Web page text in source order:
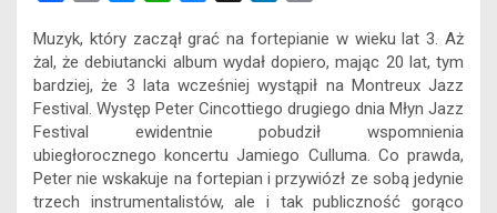
c
e
b
o
o
k
a
i
l
s
s
e
n
g
e
r
a
t
s
A
p
p
u
e
s
k
y
r
e
a
d
s
n
k
e
d
I
n
p
y
L
i
n
k
Muzyk, który zaczął grać na fortepianie w wieku lat 3. Aż
żal, że debiutancki album wydał dopiero, mając 20 lat, tym
bardziej, że 3 lata wcześniej wystąpił na Montreux Jazz
Festival. Występ Peter Cincottiego drugiego dnia Młyn Jazz
Festival ewidentnie pobudził wspomnienia
ubiegłorocznego koncertu Jamiego Culluma. Co prawda,
Peter nie wskakuje na fortepian i przywiózł ze sobą jedynie
trzech instrumentalistów, ale i tak publiczność gorąco